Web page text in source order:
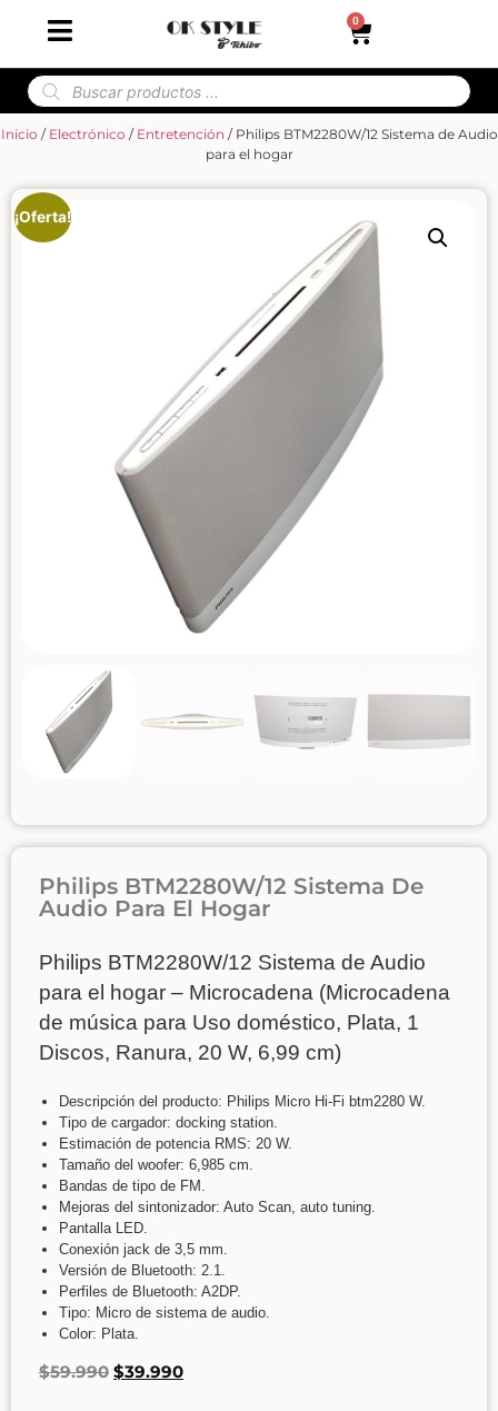
0
Inicio / Electrónico / Entretención / Philips BTM2280W/12 Sistema de Audio
para el hogar
¡Oferta!
Philips BTM2280W/12 Sistema De
Audio Para El Hogar
Philips BTM2280W/12 Sistema de Audio
para el hogar – Microcadena (Microcadena
de música para Uso doméstico, Plata, 1
Discos, Ranura, 20 W, 6,99 cm)
Descripción del producto: Philips Micro Hi-Fi btm2280 W.
Tipo de cargador: docking station.
Estimación de potencia RMS: 20 W.
Tamaño del woofer: 6,985 cm.
Bandas de tipo de FM.
Mejoras del sintonizador: Auto Scan, auto tuning.
Pantalla LED.
Conexión jack de 3,5 mm.
Versión de Bluetooth: 2.1.
Perfiles de Bluetooth: A2DP.
Tipo: Micro de sistema de audio.
Color: Plata.
$59.990 $39.990